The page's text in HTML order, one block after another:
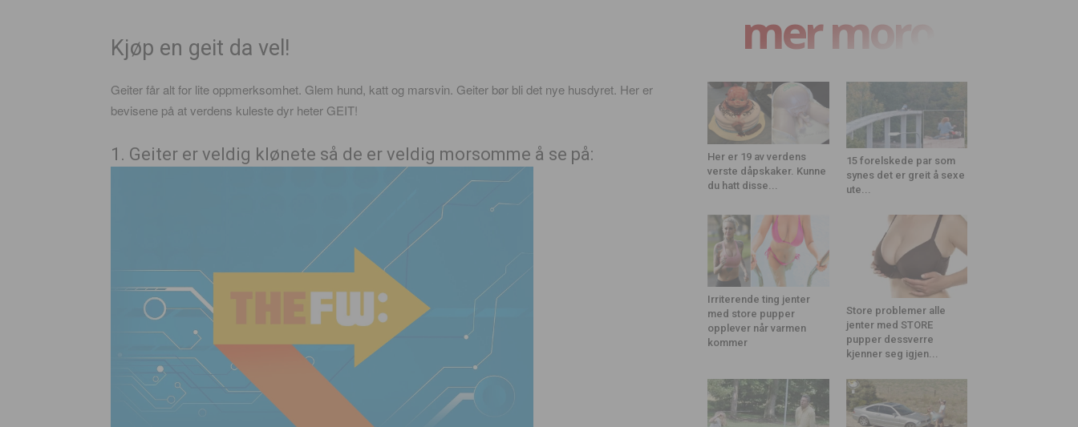
Kjøp en geit da vel!
Geiter får alt for lite oppmerksomhet. Glem hund, katt og marsvin. Geiter bør bli det nye husdyret. Her er
bevisene på at verdens kuleste dyr heter GEIT!
1. Geiter er veldig klønete så de er veldig morsomme å se på:
mer moro
Her er 19 av verdens
verste dåpskaker. Kunne
du hatt disse...
15 forelskede par som
synes det er greit å sexe
ute...
Irriterende ting jenter
med store pupper
opplever når varmen
kommer
Store problemer alle
jenter med STORE
pupper dessverre
kjenner seg igjen...